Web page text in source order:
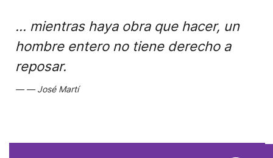
... mientras haya obra que hacer, un
hombre entero no tiene derecho a
reposar.
José Martí